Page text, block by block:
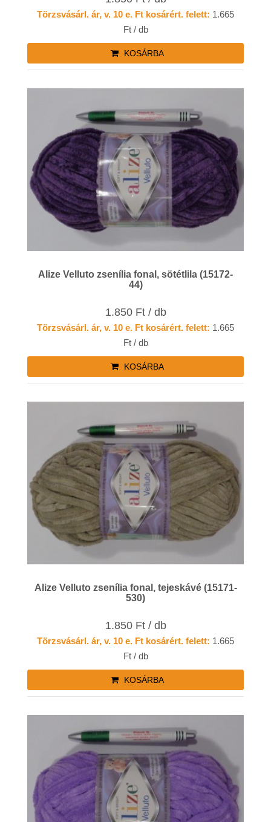
Törzsvásárl. ár, v. 10 e. Ft kosárért. felett: 1.665
Ft / db
KOSÁRBA
Alize Velluto zsenília fonal, sötétlila (15172-
44)
1.850 Ft / db
Törzsvásárl. ár, v. 10 e. Ft kosárért. felett: 1.665
Ft / db
KOSÁRBA
Alize Velluto zsenília fonal, tejeskávé (15171-
530)
1.850 Ft / db
Törzsvásárl. ár, v. 10 e. Ft kosárért. felett: 1.665
Ft / db
KOSÁRBA